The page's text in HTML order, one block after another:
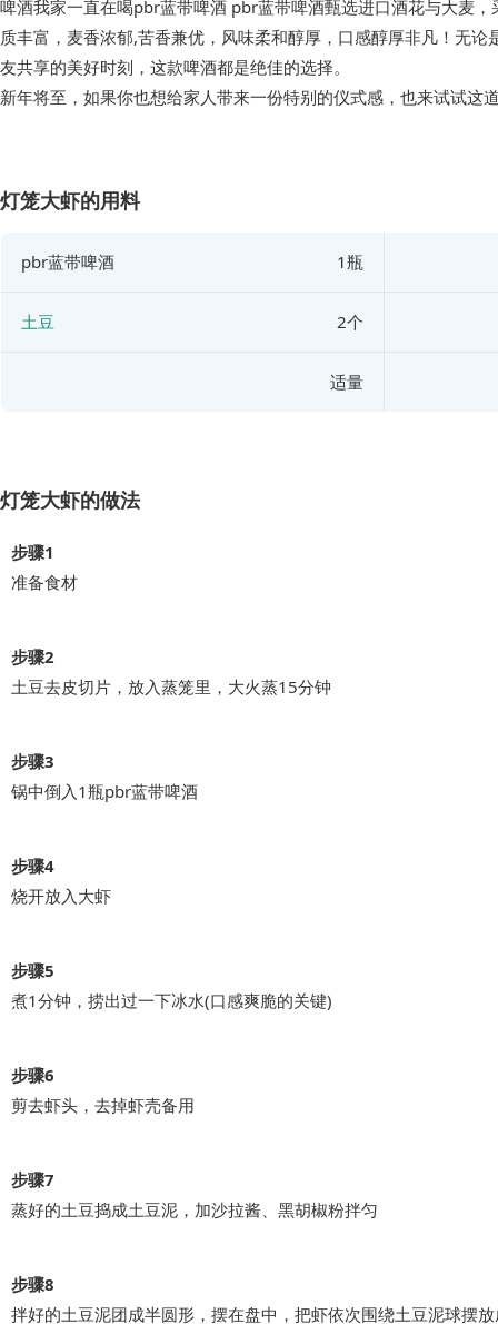
啤酒我家一直在喝pbr蓝带啤酒 pbr蓝带啤酒甄选进口酒花与大麦
质丰富，麦香浓郁,苦香兼优，风味柔和醇厚，口感醇厚非凡！无
友共享的美好时刻，这款啤酒都是绝佳的选择。
灯笼大虾的用料
pbr蓝带啤酒 1瓶
土豆 2个
适量
灯笼大虾的做法
步骤1
准备食材
步骤2
土豆去皮切片，放入蒸笼里，大火蒸15分钟
步骤3
锅中倒入1瓶pbr蓝带啤酒
步骤4
烧开放入大虾
步骤5
煮1分钟，捞出过一下冰水(口感爽脆的关键)
步骤6
剪去虾头，去掉虾壳备用
步骤7
蒸好的土豆捣成土豆泥，加沙拉酱、黑胡椒粉拌匀
步骤8
拌好的土豆泥团成半圆形，摆在盘中，把虾依次围绕土豆泥球摆